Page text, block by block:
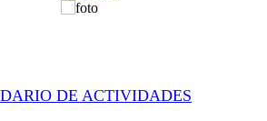
DE ACTIVIDADES